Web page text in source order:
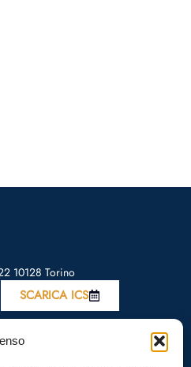
10128 Torino
SCARICA ICS